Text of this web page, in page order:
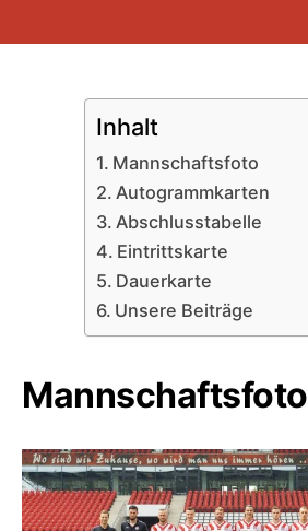
Inhalt
Mannschaftsfoto
Autogrammkarten
Abschlusstabelle
Eintrittskarte
Dauerkarte
Unsere Beiträge
Mannschaftsfoto